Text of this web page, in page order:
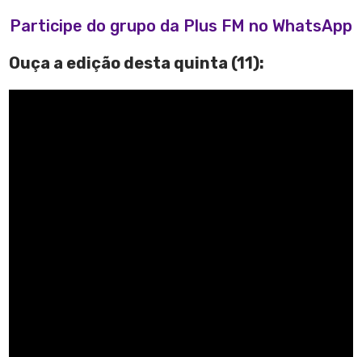
Participe do grupo da Plus FM no WhatsApp
Ouça a edição desta quinta (11):